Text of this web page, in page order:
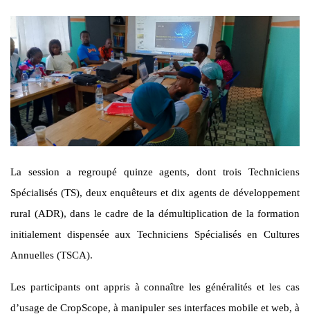
La session a regroupé quinze agents, dont trois Techniciens
Spécialisés (TS), deux enquêteurs et dix agents de développement
rural (ADR), dans le cadre de la démultiplication de la formation
initialement dispensée aux Techniciens Spécialisés en Cultures
Annuelles (TSCA).
Les participants ont appris à connaître les généralités et les cas
d’usage de CropScope, à manipuler ses interfaces mobile et web, à